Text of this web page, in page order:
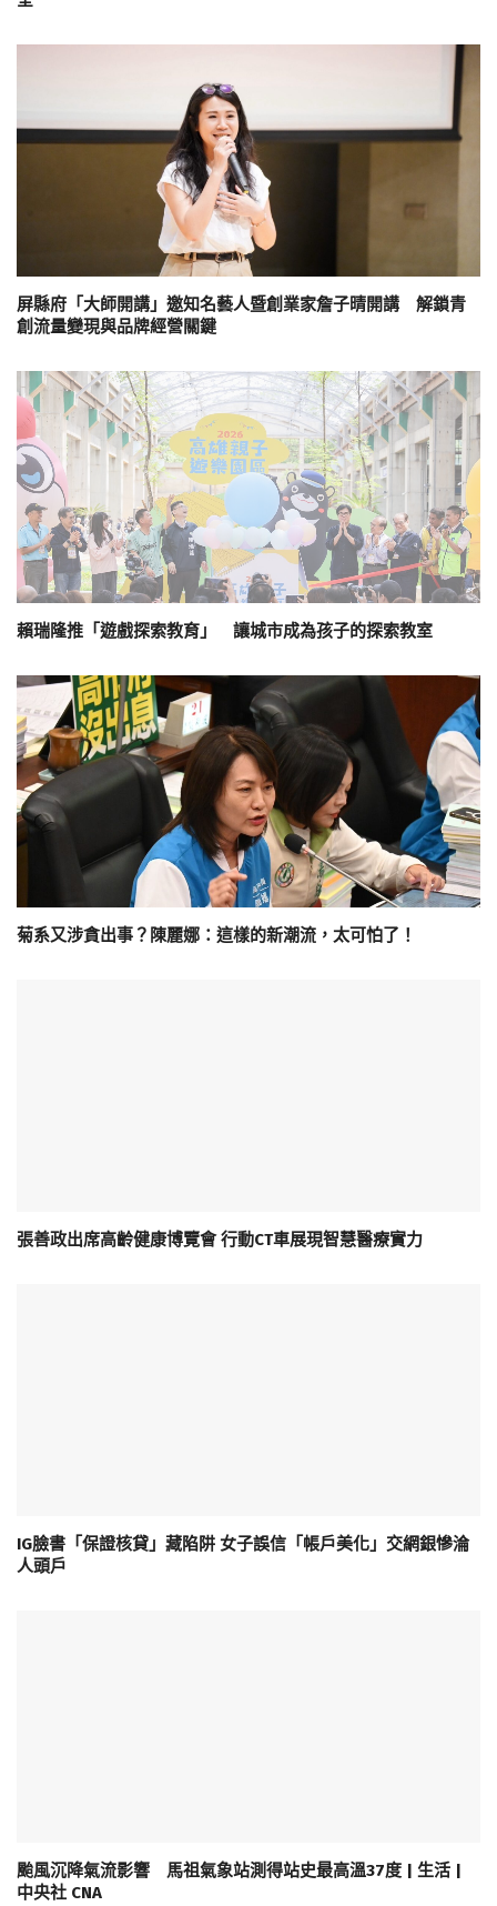
屏縣府「大師開講」邀知名藝人暨創業家詹子晴開講 解鎖青
創流量變現與品牌經營關鍵
賴瑞隆推「遊戲探索教育」 讓城市成為孩子的探索教室
菊系又涉貪出事？陳麗娜：這樣的新潮流，太可怕了！
張善政出席高齡健康博覽會 行動CT車展現智慧醫療實力
IG臉書「保證核貸」藏陷阱 女子誤信「帳戶美化」交網銀慘淪
人頭戶
颱風沉降氣流影響 馬祖氣象站測得站史最高溫37度 | 生活 |
中央社 CNA